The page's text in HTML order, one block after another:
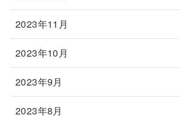
2023年11月
2023年10月
2023年9月
2023年8月